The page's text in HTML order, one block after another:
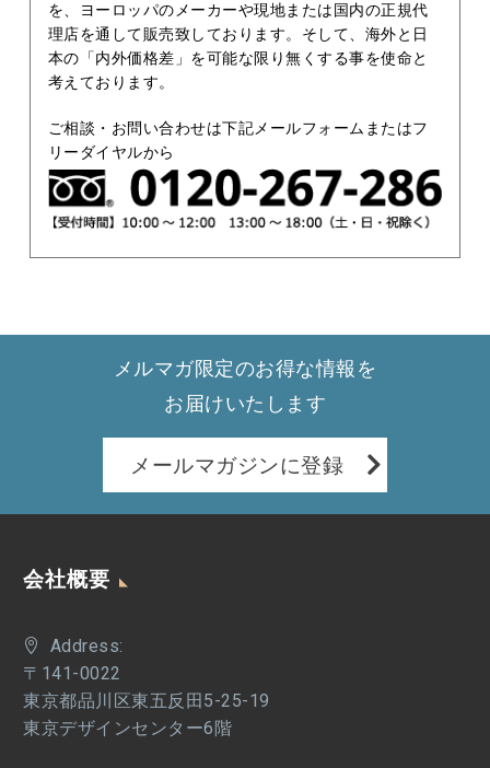
を、ヨーロッパのメーカーや現地または国内の正規代
理店を通して販売致しております。そして、海外と日
本の「内外価格差」を可能な限り無くする事を使命と
考えております。
ご相談・お問い合わせは下記メールフォームまたはフ
リーダイヤルから
メルマガ限定のお得な情報を
お届けいたします
メールマガジンに登録
会社概要
Address:
〒141-0022
東京都品川区東五反田5-25-19
東京デザインセンター6階